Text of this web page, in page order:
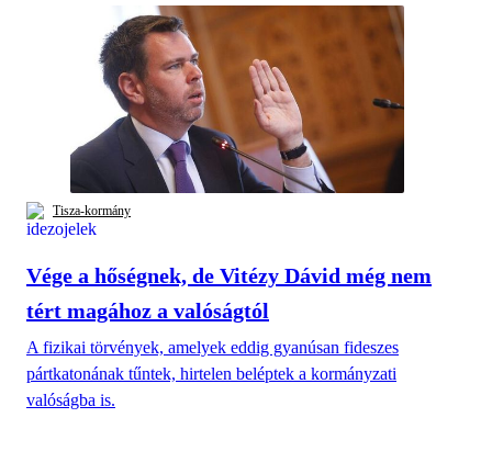
Tisza-kormány
Vége a hőségnek, de Vitézy Dávid még nem
tért magához a valóságtól
A fizikai törvények, amelyek eddig gyanúsan fideszes
pártkatonának tűntek, hirtelen beléptek a kormányzati
valóságba is.